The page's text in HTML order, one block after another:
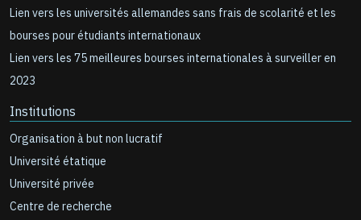
Lien vers les universités allemandes sans frais de scolarité et les
bourses pour étudiants internationaux
Lien vers les 75 meilleures bourses internationales à surveiller en
2023
Institutions
Organisation à but non lucratif
Université étatique
Université privée
Centre de recherche